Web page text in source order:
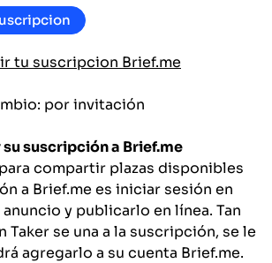
tu suscripcion Brief.me
por invitación
suscripción a Brief.me
compartir plazas disponibles
a Brief.me es iniciar sesión en
y publicarlo en línea. Tan
Taker se una a la suscripción, se le
agregarlo a su cuenta Brief.me.